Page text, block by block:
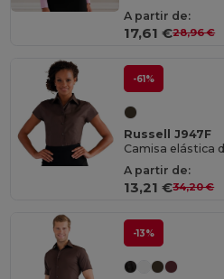
A partir de:
17,61 €28,96 €
-61%
Russell J947F
A partir de:
13,21 €34,20 €
-13%